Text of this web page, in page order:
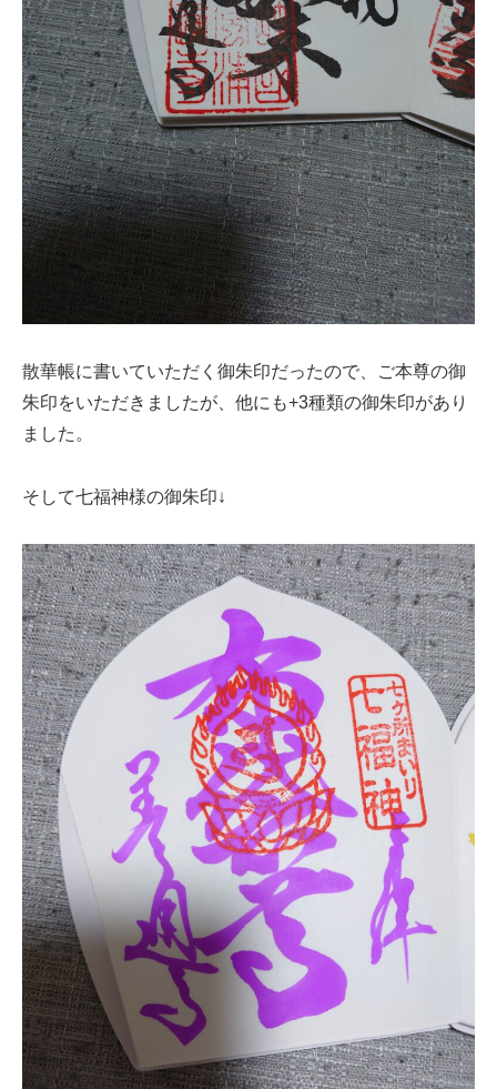
散華帳に書いていただく御朱印だったので、ご本尊の御
朱印をいただきましたが、他にも+3種類の御朱印があり
ました。
そして七福神様の御朱印↓